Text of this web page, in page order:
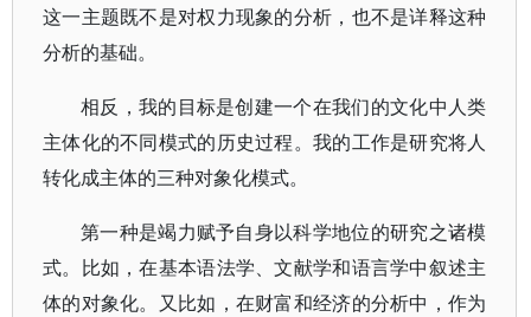
这一主题既不是对权力现象的分析，也不是详释这种
分析的基础。
相反，我的目标是创建一个在我们的文化中人类
主体化的不同模式的历史过程。我的工作是研究将人
转化成主体的三种对象化模式。
第一种是竭力赋予自身以科学地位的研究之诸模
式。比如，在基本语法学、文献学和语言学中叙述主
体的对象化。又比如，在财富和经济的分析中，作为